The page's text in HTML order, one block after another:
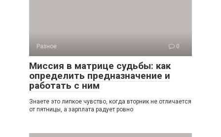
Разное 0
Миссия в матрице судьбы: как
определить предназначение и
работать с ним
Знаете это липкое чувство, когда вторник не отличается
от пятницы, а зарплата радует ровно